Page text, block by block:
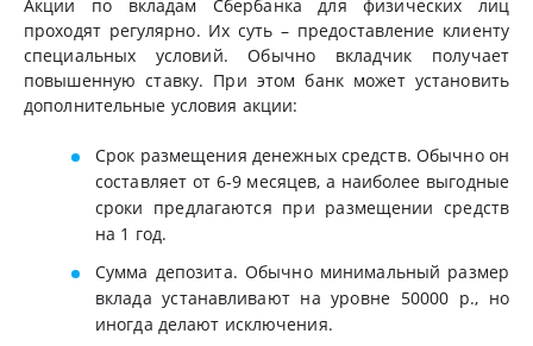
Акции по вкладам Сбербанка для физических лиц
проходят регулярно. Их суть – предоставление клиенту
специальных условий. Обычно вкладчик получает
повышенную ставку. При этом банк может установить
дополнительные условия акции:
Срок размещения денежных средств. Обычно он
составляет от 6-9 месяцев, а наиболее выгодные
сроки предлагаются при размещении средств
на 1 год.
Сумма депозита. Обычно минимальный размер
вклада устанавливают на уровне 50000 р., но
иногда делают исключения.